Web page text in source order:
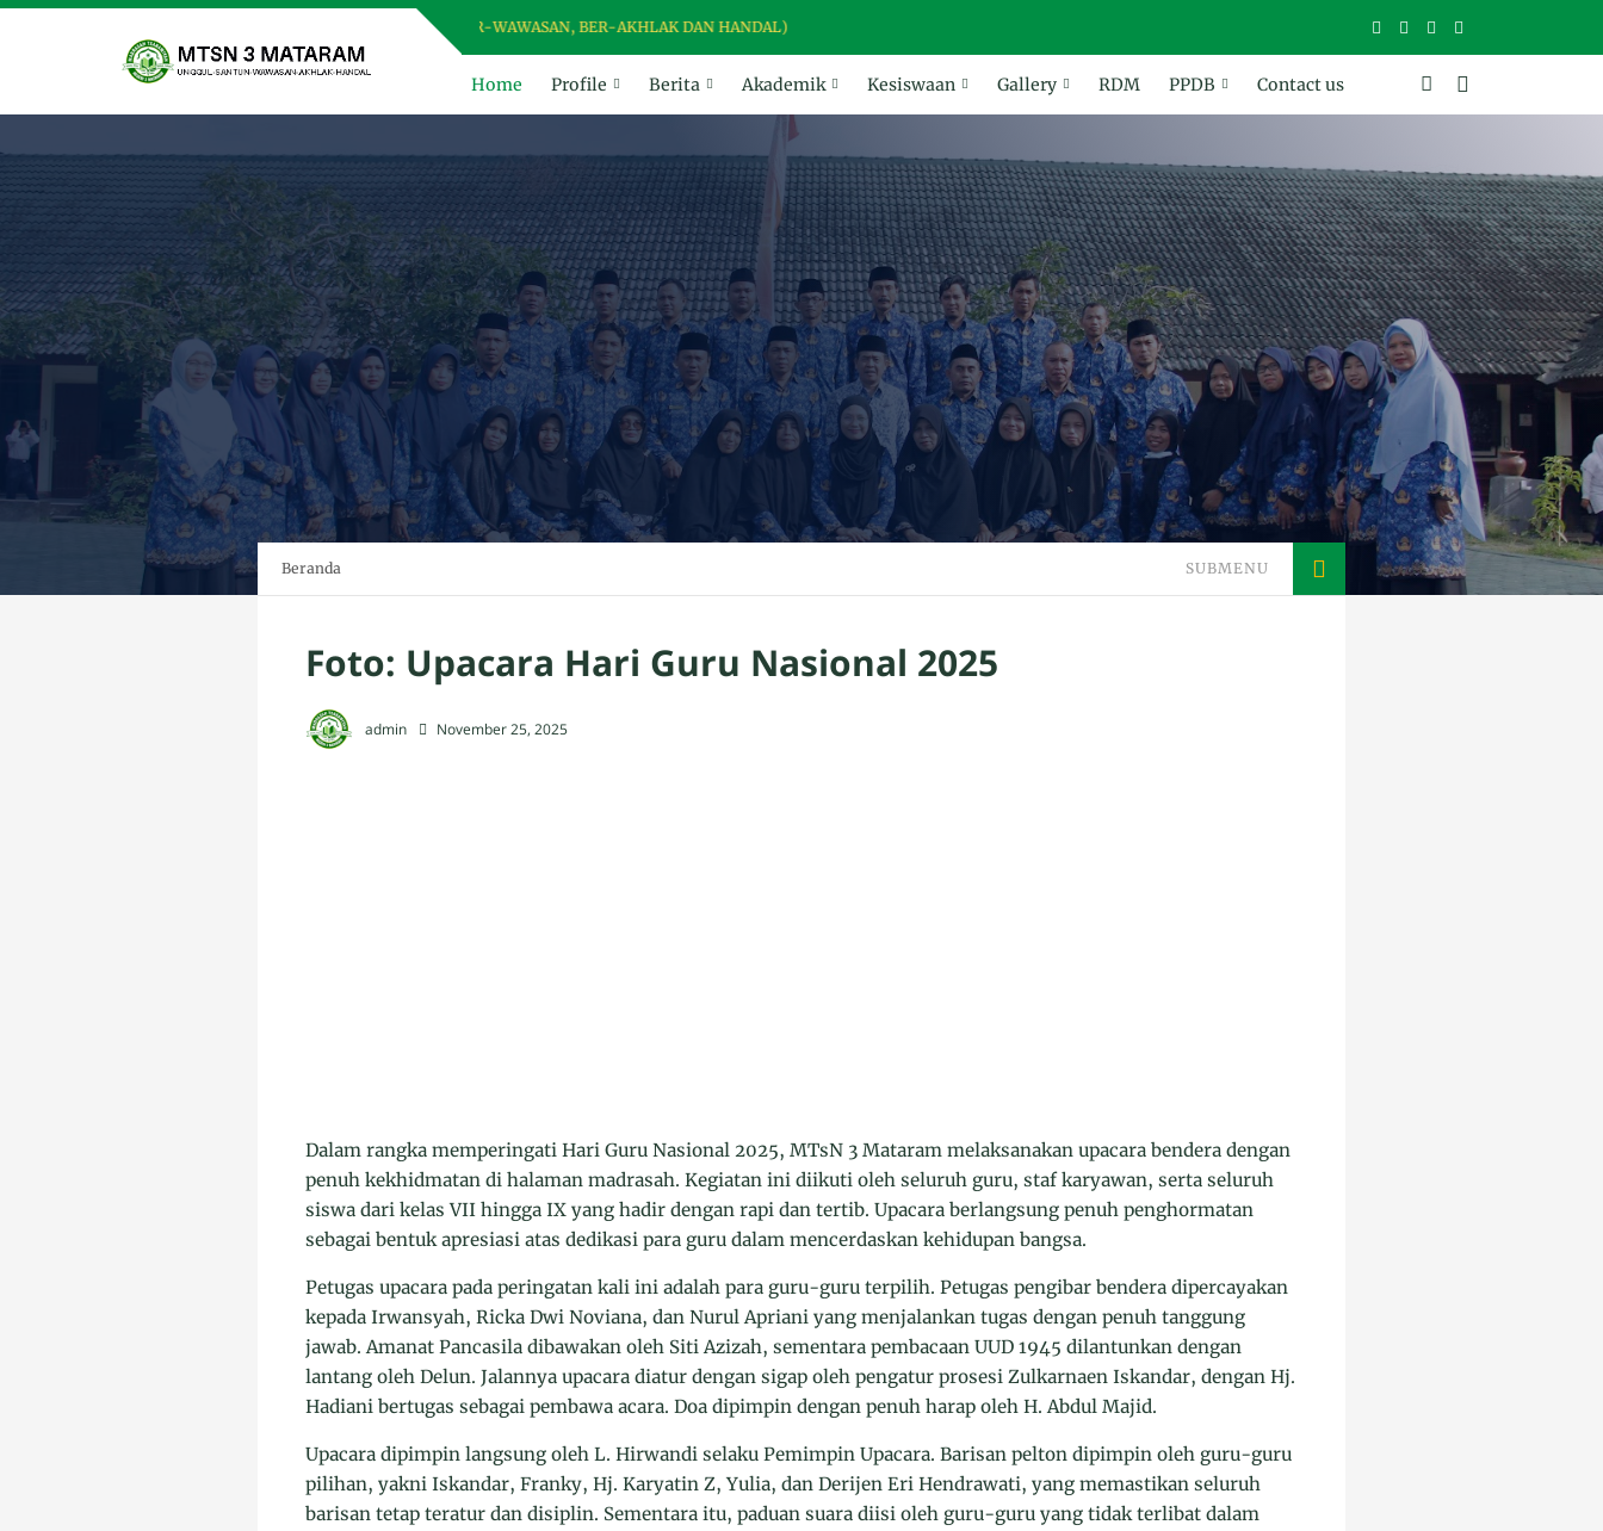
MADRASAH USWAH (UNGGUL, SANTUN, BER-WAWASAN, BER-AKHLAK DAN HANDAL)
Home Profile Berita Akademik Kesiswaan Gallery RDM PPDB Contact us
Beranda SUBMENU
Foto: Upacara Hari Guru Nasional 2025
admin November 25, 2025
Dalam rangka memperingati Hari Guru Nasional 2025, MTsN 3 Mataram melaksanakan upacara bendera dengan
penuh kekhidmatan di halaman madrasah. Kegiatan ini diikuti oleh seluruh guru, staf karyawan, serta seluruh
siswa dari kelas VII hingga IX yang hadir dengan rapi dan tertib. Upacara berlangsung penuh penghormatan
sebagai bentuk apresiasi atas dedikasi para guru dalam mencerdaskan kehidupan bangsa.
Petugas upacara pada peringatan kali ini adalah para guru-guru terpilih. Petugas pengibar bendera dipercayakan
kepada Irwansyah, Ricka Dwi Noviana, dan Nurul Apriani yang menjalankan tugas dengan penuh tanggung
jawab. Amanat Pancasila dibawakan oleh Siti Azizah, sementara pembacaan UUD 1945 dilantunkan dengan
lantang oleh Delun. Jalannya upacara diatur dengan sigap oleh pengatur prosesi Zulkarnaen Iskandar, dengan Hj.
Hadiani bertugas sebagai pembawa acara. Doa dipimpin dengan penuh harap oleh H. Abdul Majid.
Upacara dipimpin langsung oleh L. Hirwandi selaku Pemimpin Upacara. Barisan pelton dipimpin oleh guru-guru
pilihan, yakni Iskandar, Franky, Hj. Karyatin Z, Yulia, dan Derijen Eri Hendrawati, yang memastikan seluruh
barisan tetap teratur dan disiplin. Sementara itu, paduan suara diisi oleh guru-guru yang tidak terlibat dalam